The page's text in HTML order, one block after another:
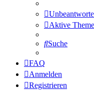
Aktive
Suche
FAQ
Anmelden
Registrieren